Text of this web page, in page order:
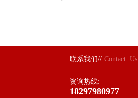
联系我们// Contact Us
资询热线:
18297980977